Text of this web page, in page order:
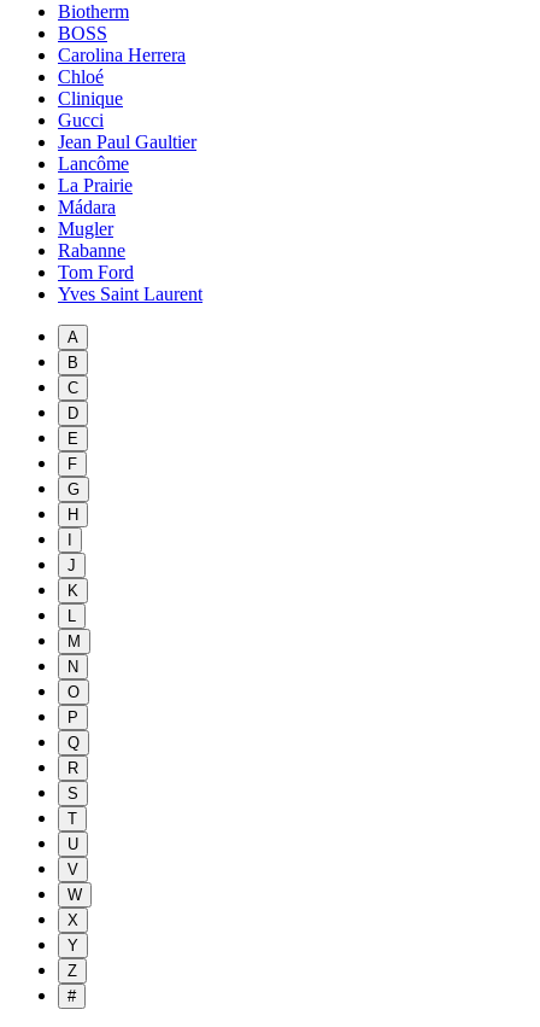
Biotherm
BOSS
Carolina Herrera
Chloé
Clinique
Gucci
Jean Paul Gaultier
Lancôme
La Prairie
Mádara
Mugler
Rabanne
Tom Ford
Yves Saint Laurent
A
B
C
D
E
F
G
H
J
K
L
M
N
O
P
Q
R
S
T
U
V
W
X
Y
Z
#